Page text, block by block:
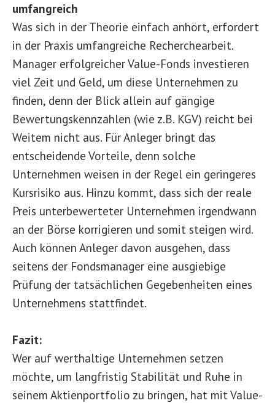
umfangreich
Was sich in der Theorie einfach anhört, erfordert
in der Praxis umfangreiche Recherchearbeit.
Manager erfolgreicher Value-Fonds investieren
viel Zeit und Geld, um diese Unternehmen zu
finden, denn der Blick allein auf gängige
Bewertungskennzahlen (wie z.B. KGV) reicht bei
Weitem nicht aus. Für Anleger bringt das
entscheidende Vorteile, denn solche
Unternehmen weisen in der Regel ein geringeres
Kursrisiko aus. Hinzu kommt, dass sich der reale
Preis unterbewerteter Unternehmen irgendwann
an der Börse korrigieren und somit steigen wird.
Auch können Anleger davon ausgehen, dass
seitens der Fondsmanager eine ausgiebige
Prüfung der tatsächlichen Gegebenheiten eines
Unternehmens stattfindet.
Fazit:
Wer auf werthaltige Unternehmen setzen
möchte, um langfristig Stabilität und Ruhe in
seinem Aktienportfolio zu bringen, hat mit Value-